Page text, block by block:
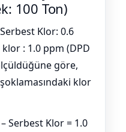
100 Ton)
Klor: 0.6
: 1.0 ppm (DPD
göre,
klor
Serbest Klor = 1.0